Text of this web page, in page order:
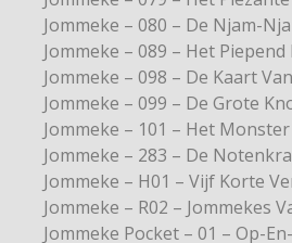
Jommeke – 080 – De Njam-
Jommeke – 089 – Het Piepend
Jommeke – 098 – De Kaart
Jommeke – 099 – De Grote
Jommeke – 101 – Het
Jommeke – 283 – De
Jommeke – H01 – Vijf Korte
Jommeke – R02 – Jommekes
Jommeke Pocket – 01 – Op-